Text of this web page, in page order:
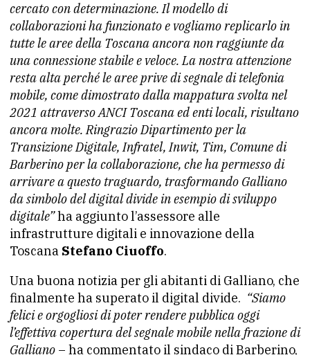
cercato con determinazione. Il modello di
collaborazioni ha funzionato e vogliamo replicarlo in
tutte le aree della Toscana ancora non raggiunte da
una connessione stabile e veloce. La nostra attenzione
resta alta perché le aree prive di segnale di telefonia
mobile, come dimostrato dalla mappatura svolta nel
2021 attraverso ANCI Toscana ed enti locali, risultano
ancora molte. Ringrazio Dipartimento per la
Transizione Digitale, Infratel, Inwit, Tim, Comune di
Barberino per la collaborazione, che ha permesso di
arrivare a questo traguardo, trasformando Galliano
da simbolo del digital divide in esempio di sviluppo
digitale”ha aggiunto l’assessore alle
infrastrutture digitali e innovazione della
Toscana Stefano Ciuoffo.
Una buona notizia per gli abitanti di Galliano, che
finalmente ha superato il digital divide. “Siamo
felici e orgogliosi di poter rendere pubblica oggi
l’effettiva copertura del segnale mobile nella frazione di
Galliano – ha commentato il sindaco di Barberino,